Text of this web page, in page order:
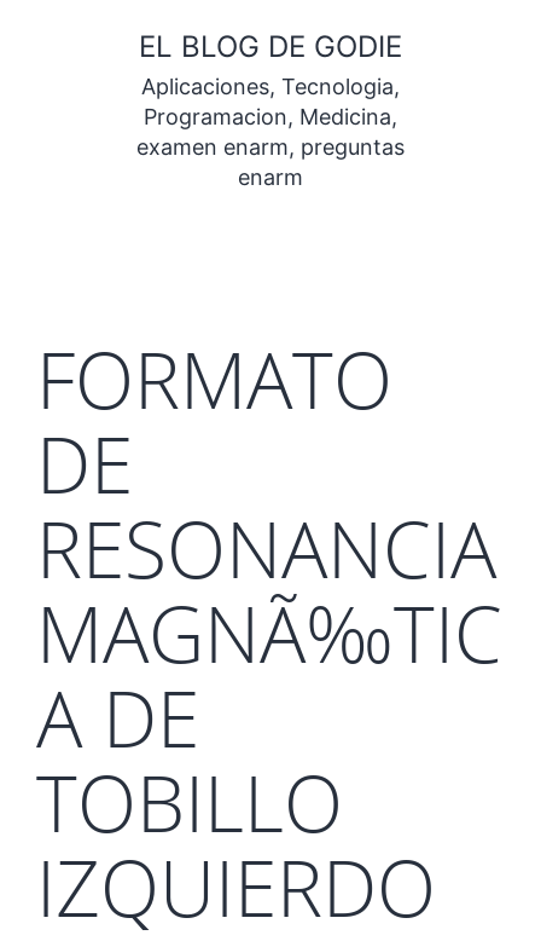
contenido
EL BLOG DE GODIE
Aplicaciones, Tecnologia,
Programacion, Medicina,
examen enarm, preguntas
enarm
FORMATO
DE
RESONANCIA
MAGNÃ‰TIC
A DE
TOBILLO
IZQUIERDO